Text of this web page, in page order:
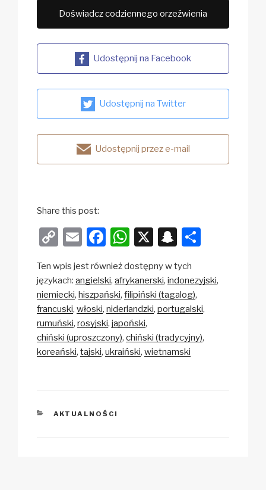
Doświadcz codziennego orzeźwienia
Udostępnij na Facebook
Udostępnij na Twitter
Udostępnij przez e-mail
Share this post:
C
p
y
Li
n
k
E
ail
F
c
e
b
o
o
W
at
s
A
p
p
X
S
a
p
c
h
at
ar
Ten wpis jest również dostępny w tych
językach: angielski afrykanerski indonezyjski
niemiecki hiszpański filipiński (tagalog)
francuski włoski niderlandzki portugalski
rumuński rosyjski japoński
chiński (uproszczony) chiński (tradycyjny)
koreański tajski ukraiński wietnamski
KATEGORIE
AKTUALNOŚCI